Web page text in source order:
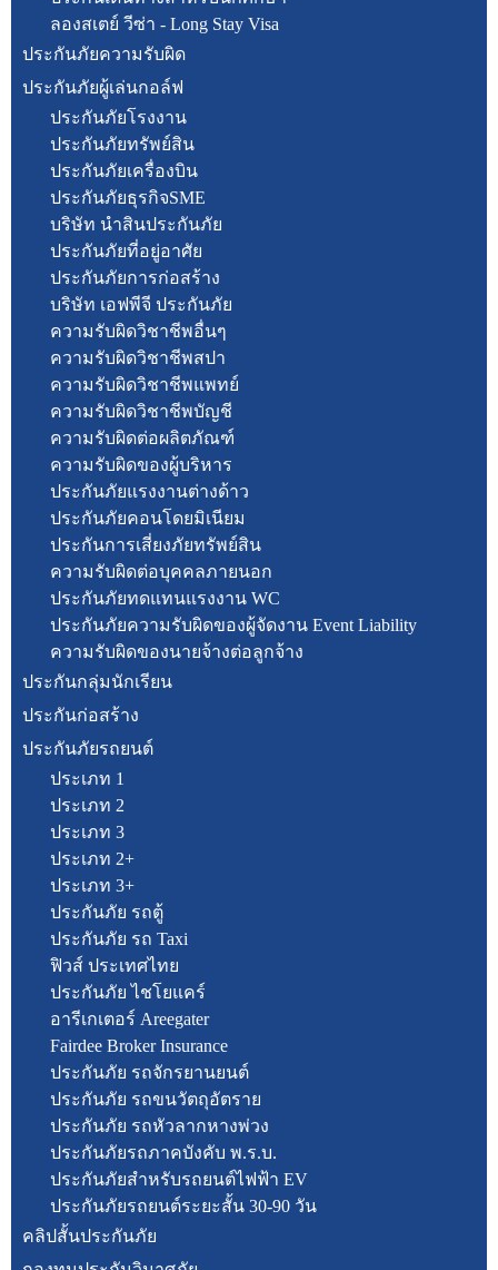
ลองสเตย์ วีซ่า - Long Stay Visa
ประกันภัยความรับผิด
ประกันภัยผู้เล่นกอล์ฟ
ประกันภัยโรงงาน
ประกันภัยทรัพย์สิน
ประกันภัยเครื่องบิน
ประกันภัยธุรกิจSME
บริษัท นำสินประกันภัย
ประกันภัยที่อยู่อาศัย
ประกันภัยการก่อสร้าง
บริษัท เอฟพีจี ประกันภัย
ความรับผิดวิชาชีพอื่นๆ
ความรับผิดวิชาชีพสปา
ความรับผิดวิชาชีพแพทย์
ความรับผิดวิชาชีพบัญชี
ความรับผิดต่อผลิตภัณฑ์
ความรับผิดของผู้บริหาร
ประกันภัยแรงงานต่างด้าว
ประกันภัยคอนโดยมิเนียม
ประกันการเสี่ยงภัยทรัพย์สิน
ความรับผิดต่อบุคคลภายนอก
ประกันภัยทดแทนแรงงาน WC
ประกันภัยความรับผิดของผู้จัดงาน Event Liability
ความรับผิดของนายจ้างต่อลูกจ้าง
ประกันกลุ่มนักเรียน
ประกันก่อสร้าง
ประกันภัยรถยนต์
ประเภท 1
ประเภท 2
ประเภท 3
ประเภท 2+
ประเภท 3+
ประกันภัย รถตู้
ประกันภัย รถ Taxi
ฟิวส์ ประเทศไทย
ประกันภัย ไชโยแคร์
อารีเกเตอร์ Areegater
Fairdee Broker Insurance
ประกันภัย รถจักรยานยนต์
ประกันภัย รถขนวัตถุอัตราย
ประกันภัย รถหัวลากหางพ่วง
ประกันภัยรถภาคบังคับ พ.ร.บ.
ประกันภัยสำหรับรถยนต์ไฟฟ้า EV
ประกันภัยรถยนต์ระยะสั้น 30-90 วัน
คลิปสั้นประกันภัย